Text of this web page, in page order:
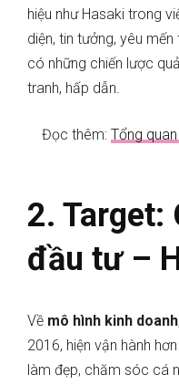
hiệu như Hasaki trong
diện, tin tưởng, yêu
có những chiến lược
tranh, hấp dẫn.
Đọc thêm: Tổng
2. Target:
đầu tư –
Về mô hình kinh doanh
2016, hiện vận hành
làm đẹp, chăm sóc cá